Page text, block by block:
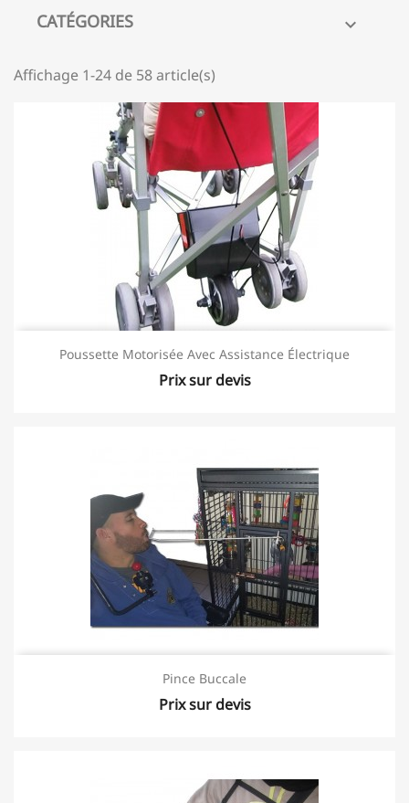
CATÉGORIES 
Affichage 1-24 de 58 article(s)
Poussette Motorisée Avec Assistance Électrique
Prix sur devis
Pince Buccale
Prix sur devis